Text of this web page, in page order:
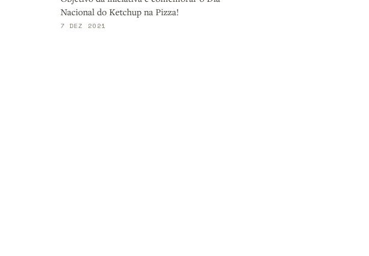
Nacional do Ketchup na Pizza!
7 DEZ 2021